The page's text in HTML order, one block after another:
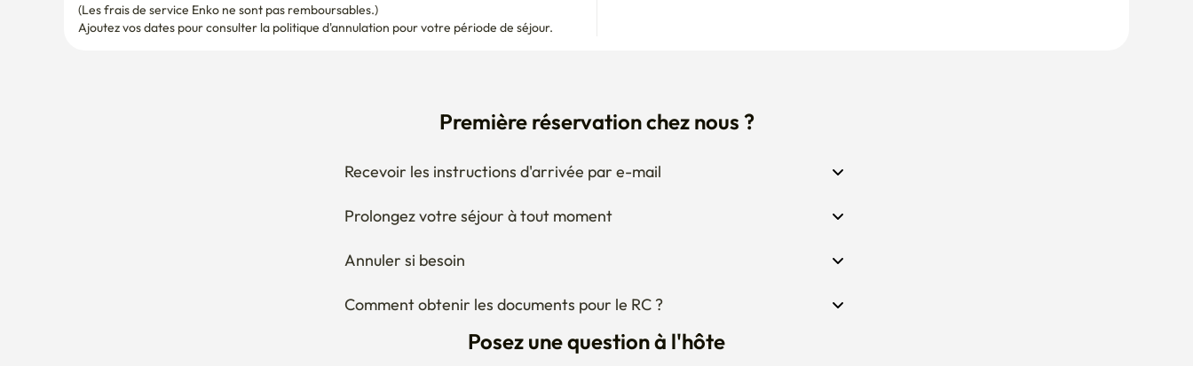
Recevoir les instructions d'arrivée par e-mail
Prolongez votre séjour à tout moment
Annuler si besoin
Comment obtenir les documents pour le RC ?
Posez une question à l'hôte
Vous envisagez de modifier vos dates ?